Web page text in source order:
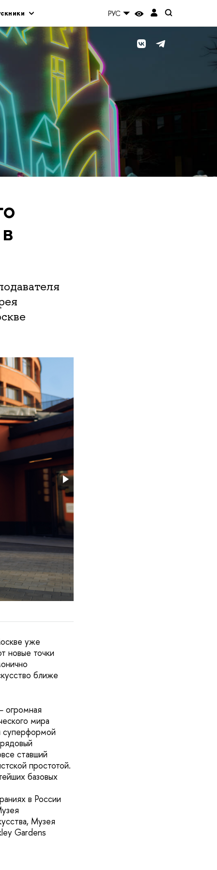
РУС
уже
новые точки
ближе
огромная
мира
суперформой
ставший
простотой.
базовых
в России
Музея
Gardens